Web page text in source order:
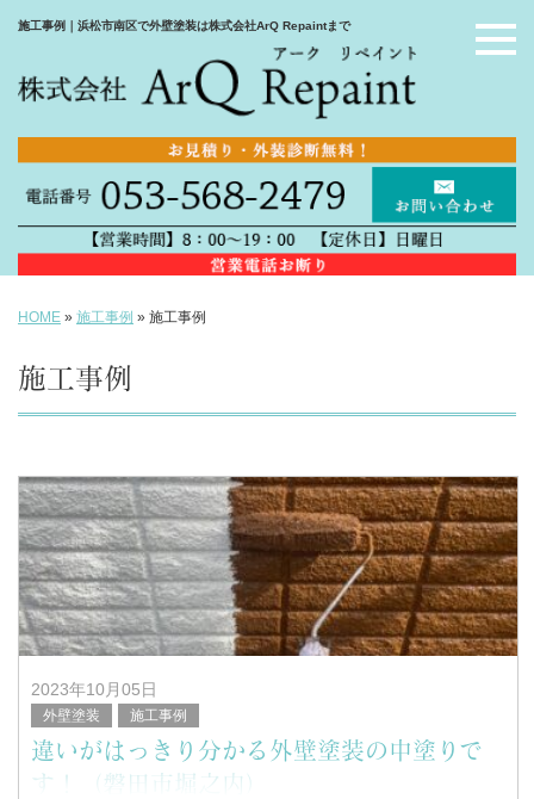
施工事例｜浜松市南区で外壁塗装は株式会社ArQ Repaintまで
HOME » 施工事例 » 施工事例
施工事例
2023年10月05日
外壁塗装 施工事例
違いがはっきり分かる外壁塗装の中塗りで
す！（磐田市堀之内）